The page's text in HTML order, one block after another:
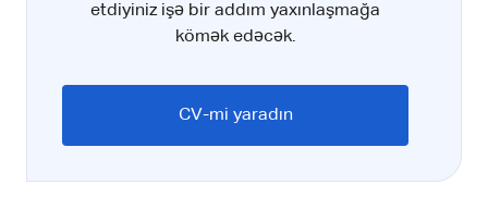
etdiyiniz işə bir addım yaxınlaşmağa
kömək edəcək.
CV-mi yaradın